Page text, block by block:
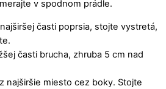
v spodnom prádle.
časti poprsia, stojte vystretá,
časti brucha, zhruba 5 cm nad
najširšie miesto cez boky. Stojte